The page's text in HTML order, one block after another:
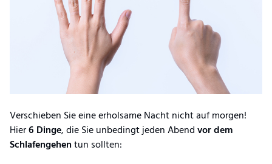
Verschieben Sie eine erholsame Nacht nicht auf morgen!
Hier6 Dinge, die Sie unbedingt jeden Abendvor dem
Schlafengehentun sollten: